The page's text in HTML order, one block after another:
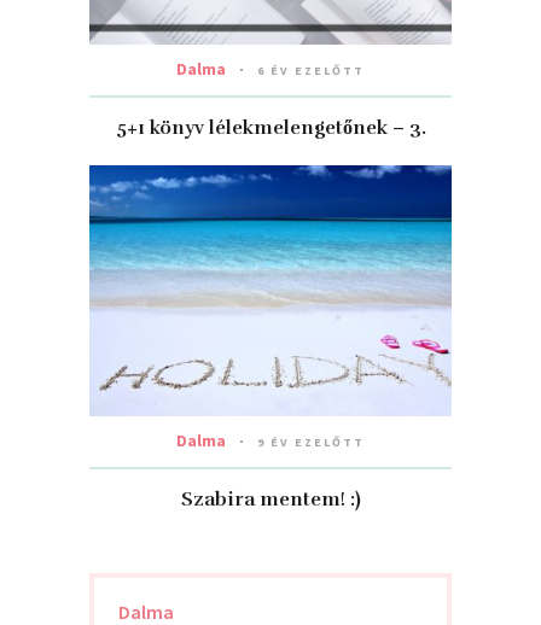
Dalma 6 ÉV EZELŐTT
5+1 könyv lélekmelengetőnek – 3.
Dalma 9 ÉV EZELŐTT
Szabira mentem! :)
Dalma